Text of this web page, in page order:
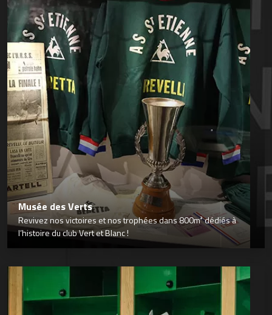
Musée des Verts
Revivez nos victoires et nos trophées dans 800m² dédiés à
l’histoire du club Vert et Blanc !